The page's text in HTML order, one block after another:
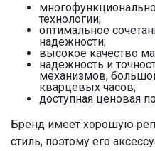
технологии;
оптимальное
надежности;
высокое качество
надежность и
механизмов,
кварцевых часов;
доступная ценовая
Бренд имеет хорошую
стиль, поэтому его